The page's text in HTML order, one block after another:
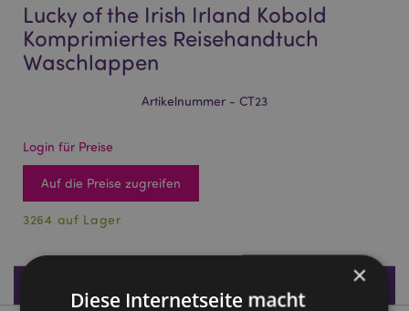
Lucky of the Irish Irland Kobold
Komprimiertes Reisehandtuch
Waschlappen
Artikelnummer - CT23
Login für Preise
Auf die Preise zugreifen
3264 auf Lager
×
Diese Internetseite macht